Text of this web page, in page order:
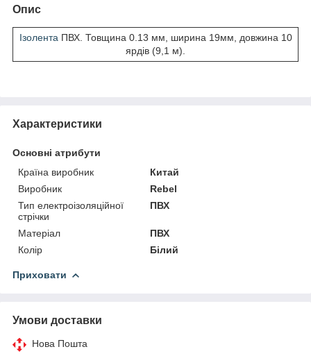
Опис
Ізолента ПВХ. Товщина 0.13 мм, ширина 19мм, довжина 10
ярдів (9,1 м).
Характеристики
Основні атрибути
Країна виробник
Китай
Виробник
Rebel
Тип електроізоляційної
стрічки
ПВХ
Матеріал
ПВХ
Колір
Білий
Приховати
Умови доставки
Нова Пошта